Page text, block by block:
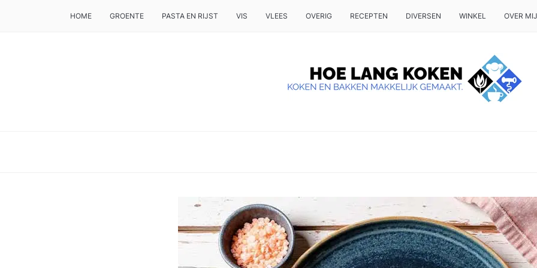
HOME GROENTE PASTA EN RIJST VIS VLEES OVERIG RECEPTEN DIVERSEN WINKEL OVER MIJ